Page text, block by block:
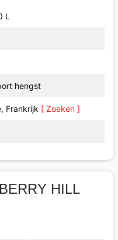
L
hengst
Frankrijk [ Zoeken ]
HILL